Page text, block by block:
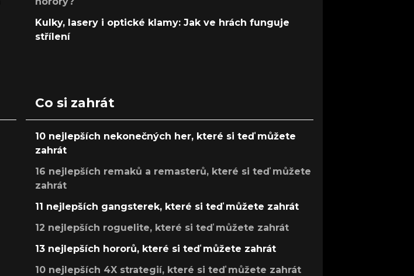
Kulky, lasery i optické klamy: Jak ve hrách funguje
střílení
Co si zahrát
10 nejlepších nekonečných her, které si teď můžete
zahrát
16 nejlepších remaků a remasterů, které si teď můžete
zahrát
11 nejlepších gangsterek, které si teď můžete zahrát
12 nejlepších roguelite, které si teď můžete zahrát
13 nejlepších hororů, které si teď můžete zahrát
10 nejlepších 4X strategií, které si teď můžete zahrát